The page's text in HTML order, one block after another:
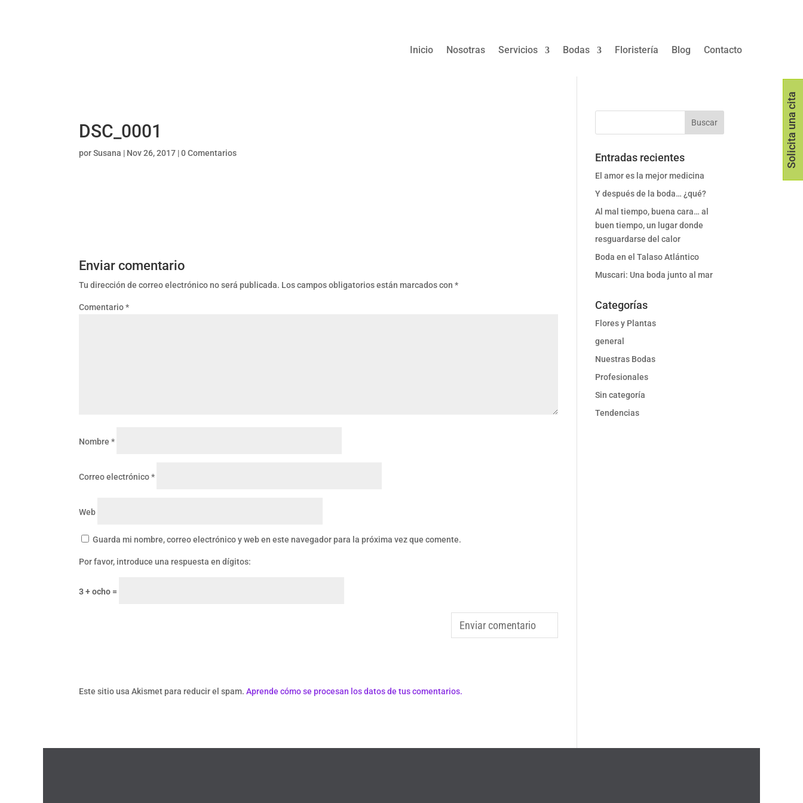
Inicio Nosotras Servicios Bodas Floristería Blog Contacto
DSC_0001
porSusana | Nov 26, 2017 |0 Comentarios
Enviar comentario
Tu dirección de correo electrónico no será publicada. Los campos obligatorios están marcados con *
Comentario*
Nombre *
Correo electrónico*
Web
Guarda mi nombre, correo electrónico y web en este navegador para la próxima vez que comente.
Por favor, introduce una respuesta en dígitos:
3 + ocho =
Este sitio usa Akismet para reducir el spam. Aprende cómo se procesan los datos de tus comentarios.
Entradas recientes
El amor es la mejor medicina
Y después de la boda… ¿qué?
Al mal tiempo, buena cara… al
buen tiempo, un lugar donde
resguardarse del calor
Boda en el Talaso Atlántico
Muscari: Una boda junto al mar
Categorías
Flores y Plantas
general
Nuestras Bodas
Profesionales
Sin categoría
Tendencias
Solicita una cita